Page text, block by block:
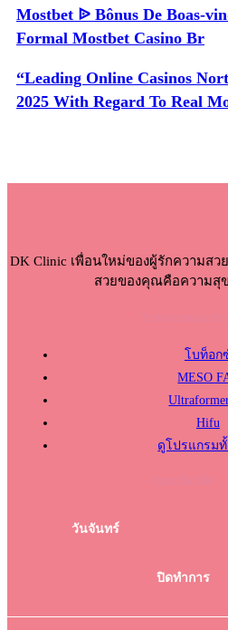
Mostbet ᐉ Bônus De Boas-
Formal Mostbet Casino Br
“Leading Online Casinos
2025 With Regard To Real
DK Clinic เพื่อนใหม่ของผู้รักความสว
สวยของคุณคือความสุข
โบท็อก
MESO
Hifu
ดูโปรแกรม
วันจันทร์
ปิดทำการ